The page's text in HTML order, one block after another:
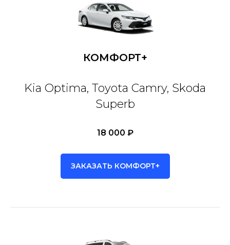
КОМФОРТ+
Kia Optima, Toyota Camry, Skoda
Superb
18 000 ₽
ЗАКАЗАТЬ КОМФОРТ+